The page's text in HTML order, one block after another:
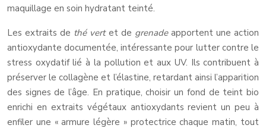
maquillage en soin hydratant teinté.
Les extraits de thé vertet de grenadeapportent une action
antioxydante documentée, intéressante pour lutter contre le
stress oxydatif lié à la pollution et aux UV. Ils contribuent à
préserver le collagène et l’élastine, retardant ainsi l’apparition
des signes de l’âge. En pratique, choisir un fond de teint bio
enrichi en extraits végétaux antioxydants revient un peu à
enfiler une « armure légère » protectrice chaque matin, tout